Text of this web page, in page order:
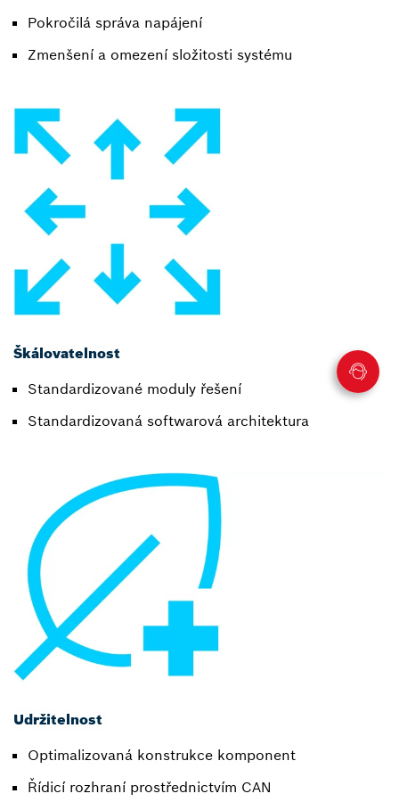
Pokročilá správa napájení
Zmenšení a omezení složitosti systému
Škálovatelnost
Standardizované moduly řešení
Standardizovaná softwarová architektura
Udržitelnost
Optimalizovaná konstrukce komponent
Řídicí rozhraní prostřednictvím CAN